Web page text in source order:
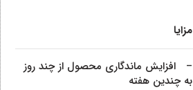
مزایا
– افزایش ماندگاری محصول از چند روز
به چندین هفته